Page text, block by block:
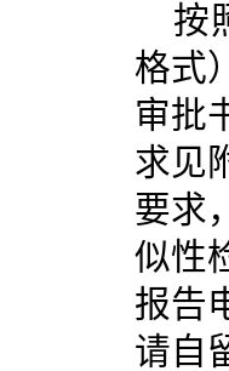
按
格式
审批
求见
要求
似性
报告
请自